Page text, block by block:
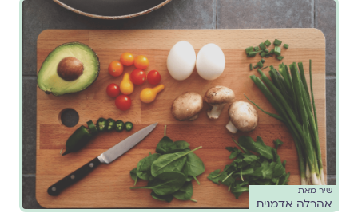
שיר מאת
אהרלה אדמנית